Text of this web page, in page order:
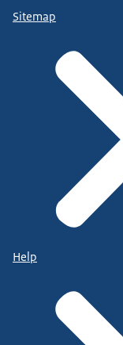
Sitemap
Help